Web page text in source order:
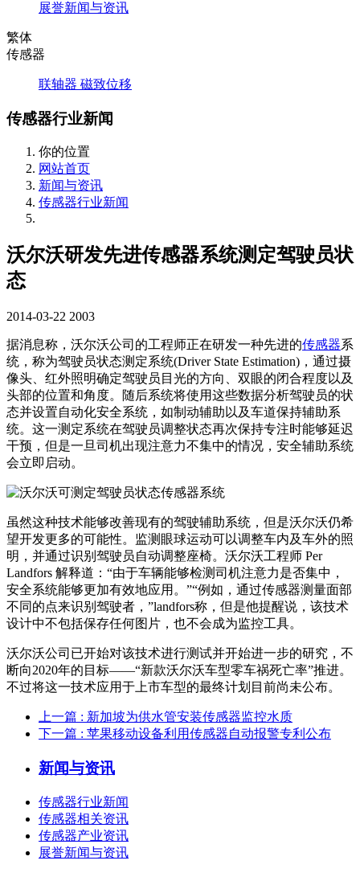
展誉新闻与资讯
繁体
传感器
联轴器 磁致位移
传感器行业新闻
你的位置
网站首页
新闻与资讯
传感器行业新闻
沃尔沃研发先进传感器系统测定驾驶员状
态
2014-03-22 2003
据消息称，沃尔沃公司的工程师正在研发一种先进的传感器系
统，称为驾驶员状态测定系统(Driver State Estimation)，通过摄
像头、红外照明确定驾驶员目光的方向、双眼的闭合程度以及
头部的位置和角度。随后系统将使用这些数据分析驾驶员的状
态并设置自动化安全系统，如制动辅助以及车道保持辅助系
统。这一测定系统在驾驶员调整状态再次保持专注时能够延迟
干预，但是一旦司机出现注意力不集中的情况，安全辅助系统
会立即启动。
虽然这种技术能够改善现有的驾驶辅助系统，但是沃尔沃仍希
望开发更多的可能性。监测眼球运动可以调整车内及车外的照
明，并通过识别驾驶员自动调整座椅。沃尔沃工程师 Per
Landfors 解释道：“由于车辆能够检测司机注意力是否集中，
安全系统能够更加有效地应用。”“例如，通过传感器测量面部
不同的点来识别驾驶者，”landfors称，但是他提醒说，该技术
设计中不包括保存任何图片，也不会成为监控工具。
沃尔沃公司已开始对该技术进行测试并开始进一步的研究，不
断向2020年的目标——“新款沃尔沃车型零车祸死亡率”推进。
不过将这一技术应用于上市车型的最终计划目前尚未公布。
上一篇 : 新加坡为供水管安装传感器监控水质
下一篇 : 苹果移动设备利用传感器自动报警专利公布
新闻与资讯
传感器行业新闻
传感器相关资讯
传感器产业资讯
展誉新闻与资讯